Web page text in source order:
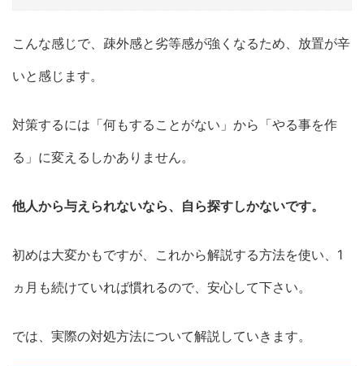
こんな感じで、疎外感と劣等感が強くなるため、放置が辛
いと感じます。
対策するには「何もすることがない」から「やる事を作
る」に変えるしかありません。
他人から与えられないなら、自ら探すしかないです。
初めは大変かもですが、これから解説する方法を使い、1
ヵ月も続けていれば慣れるので、安心して下さい。
では、実際の対処方法について解説していきます。